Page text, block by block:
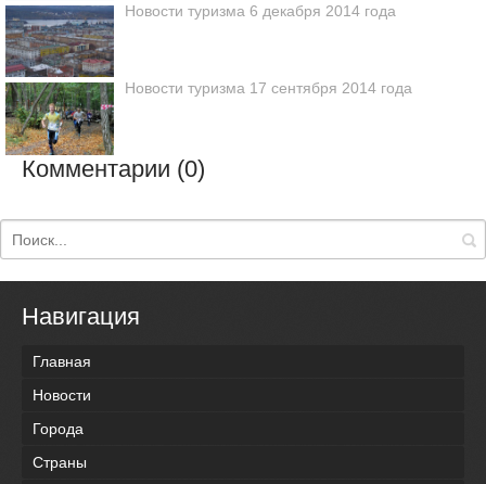
Новости туризма 6 декабря 2014 года
Новости туризма 17 сентября 2014 года
Комментарии (0)
Навигация
Главная
Новости
Города
Страны